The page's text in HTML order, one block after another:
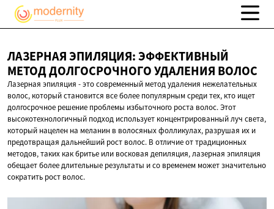
ЛАЗЕРНАЯ ЭПИЛЯЦИЯ: ЭФФЕКТИВНЫЙ
МЕТОД ДОЛГОСРОЧНОГОУДАЛЕНИЯ ВОЛОС
Лазерная эпиляция - это современный метод удаления нежелательных
волос, который становится все более популярным среди тех, кто ищет
долгосрочное решение проблемы избыточного роста волос. Этот
высокотехнологичный подход использует концентрированный луч света,
который нацелен на меланин в волосяных фолликулах, разрушая их и
предотвращая дальнейший рост волос. В отличие от традиционных
методов, таких как бритье или восковая депиляция, лазерная эпиляция
обещает более длительные результаты и со временем может значительно
сократить рост волос.